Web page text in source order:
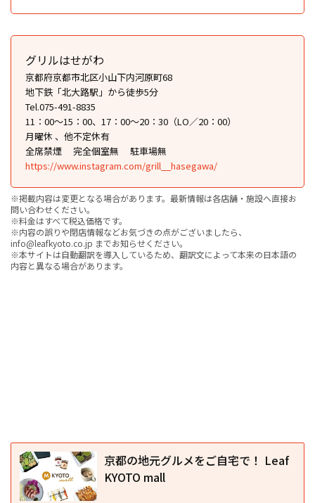
グリルはせがわ
京都府京都市北区小山下内河原町68
地下鉄「北大路駅」から徒歩5分
Tel.075-491-8835
11：00～15：00、17：00～20：30（LO／20：00）
月曜休 、他不定休有
全席禁煙
完全個室無
駐車場無
https://www.instagram.com/grill__hasegawa/
※掲載内容は変更となる場合があります。最新情報は各店舗・施設へ直接お
問い合わせください。
※料金はすべて税込価格です。
※内容の誤りや閉店情報などお気づきの点がございましたら、
info@leafkyoto.co.jp までお知らせください。
※本サイトは自動翻訳を導入しているため、翻訳文によって本来の日本語の
内容と異なる場合があります。
京都の地元グルメをご自宅で！ Leaf
KYOTO mall